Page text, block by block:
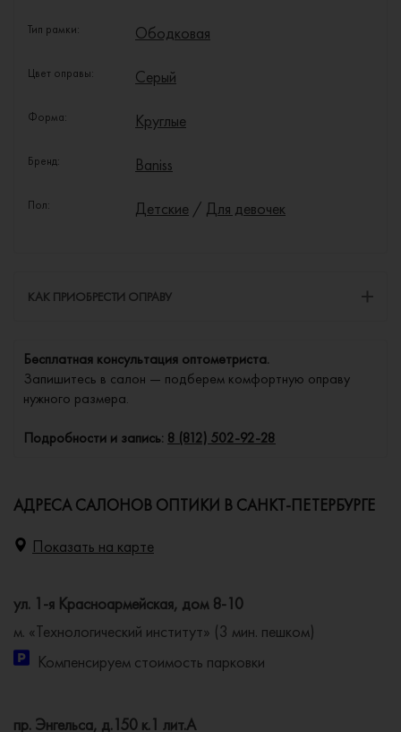
Тип рамки: Ободковая
Цвет оправы: Серый
Форма: Круглые
Бренд: Baniss
Пол: Детские / Для девочек
КАК ПРИОБРЕСТИ ОПРАВУ
Бесплатная консультация оптометриста.
Запишитесь в салон — подберем комфортную оправу
нужного размера.
Подробности и запись: 8 (812) 502-92-28
АДРЕСА САЛОНОВ ОПТИКИ В САНКТ-ПЕТЕРБУРГЕ
Показать на карте
ул. 1-я Красноармейская, дом 8-10
м. «Технологический институт» (3 мин. пешком)
Компенсируем стоимость парковки
пр. Энгельса, д.150 к.1 лит.А